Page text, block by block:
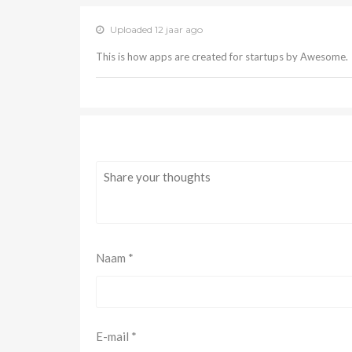
Uploaded 12 jaar ago
This is how apps are created for startups by Awesome.
Naam *
E-mail *